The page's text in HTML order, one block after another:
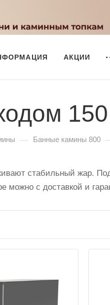
АКЦИИ
— Банные камины 800
стабильный жар.
можно с доставкой и